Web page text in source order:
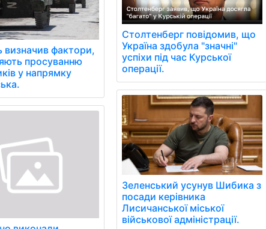
визначив фактори,
просуванню
у напрямку
Столтенберг повідомив, що
Україна здобула "значні"
успіхи під час Курської
операції.
Зеленський усунув Шибика з
посади керівника
Лисичанської міської
військової адміністрації.